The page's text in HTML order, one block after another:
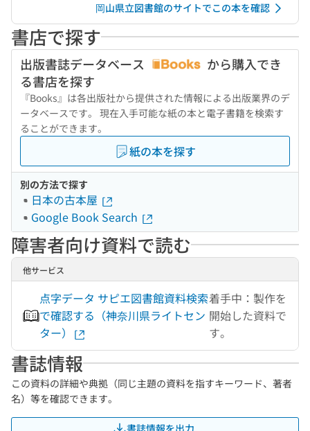
岡山県立図書館のサイトでこの本を確認
書店で探す
出版書誌データベース
から購入でき
る書店を探す
『Books』は各出版社から提供された情報による出版業界のデ
ータベースです。 現在入手可能な紙の本と電子書籍を検索す
ることができます。
紙の本を探す
別の方法で探す
日本の古本屋
Google Book Search
障害者向け資料で読む
他サービス
点字データ サピエ図書館資料検索
で確認する（神奈川県ライトセン
ター）
着手中：製作を
開始した資料で
す。
書誌情報
この資料の詳細や典拠（同じ主題の資料を指すキーワード、著者
名）等を確認できます。
書誌情報を出力